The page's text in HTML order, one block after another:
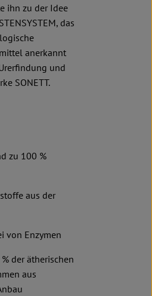
ihn zu der Idee
das
anerkannt
und
SONETT.
zu 100 %
aus der
von Enzymen
der ätherischen
aus